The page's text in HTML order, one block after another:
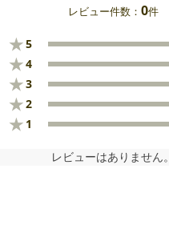
レビュー件数： 0件
★5
★4
★3
★2
★ 1
レビューはありません。